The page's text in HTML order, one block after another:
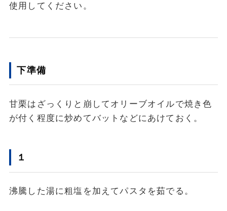
使用してください。
下準備
甘栗はざっくりと崩してオリーブオイルで焼き色
が付く程度に炒めてバットなどにあけておく。
１
沸騰した湯に粗塩を加えてパスタを茹でる。